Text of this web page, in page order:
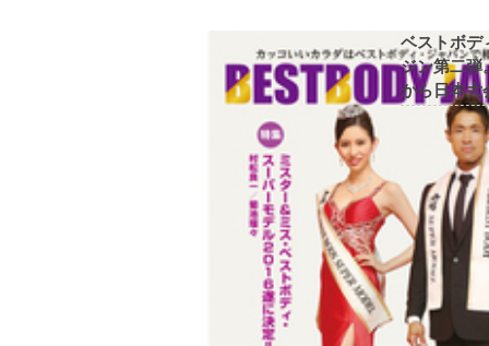
ベストボデ
ジン第二弾
から日本大